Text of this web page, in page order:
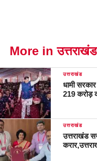
More in उत्तराखंड
उत्तराखंड
धामी
219 करोड़
उत्तराखंड
उत्तराखंड